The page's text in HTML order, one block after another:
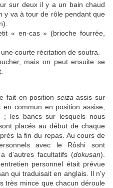
sur deux il y a un bain chaud
y va à tour de rôle pendant que
« en-cas » (brioche fourrée,
courte récitation de soutra.
mais on peut ensuite se
fait en position seiza assis sur
commun en position assise,
; les bancs sur lesquels nous
placés au début de chaque
la fin du repas. Au cours de
avec le Rôshi sont
d'autres facultatifs (dokusan).
personnel était prévue
qui traduisait en anglais. Il n'y
très mince que chacun déroule